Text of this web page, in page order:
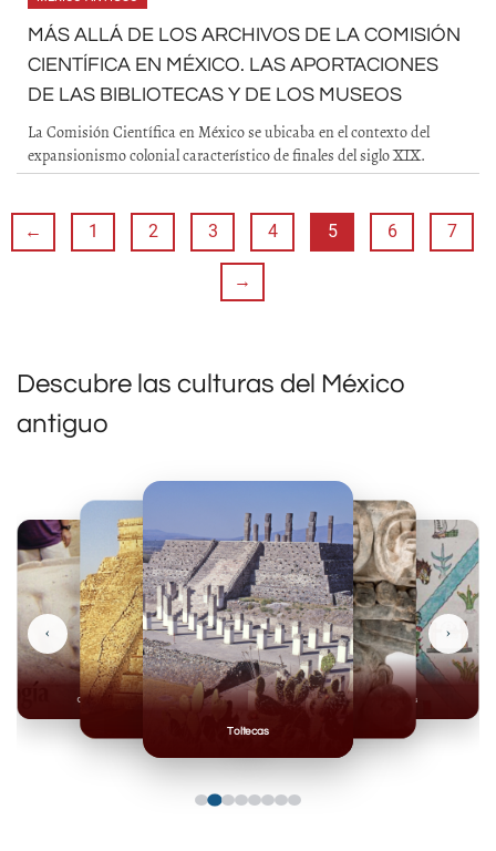
MÁS ALLÁ DE LOS ARCHIVOS DE LA COMISIÓN
CIENTÍFICA EN MÉXICO. LAS APORTACIONES
DE LAS BIBLIOTECAS Y DE LOS MUSEOS
La Comisión Científica en México se ubicaba en el contexto del
expansionismo colonial característico de finales del siglo XIX.
← 1 2 3 4 5 6 7
→
Descubre las culturas del México
antiguo
Toltecas
Mexicas
Olmecas
‹ ›